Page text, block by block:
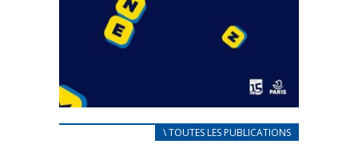
CARNET D’ACCUEIL\ TOUTES LES PUBLICATIONS